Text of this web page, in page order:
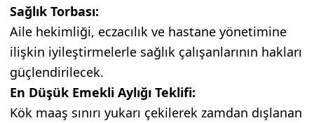
Sağlık Torbası:
Aile hekimliği, eczacılık ve hastane yönetimine
ilişkin iyileştirmelerle sağlık çalışanlarının hakları
güçlendirilecek.
En Düşük Emekli Aylığı Teklifi:
Kök maaş sınırı yukarı çekilerek zamdan dışlanan